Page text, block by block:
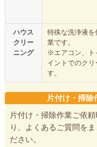
ハウス
クリー
ニング
特殊な洗浄液
業です。
※エアコン、ト
イントでのクリ
す。
片付け・掃除
片付け・掃除作業ご依
り、よくあるご質問を
ださい。